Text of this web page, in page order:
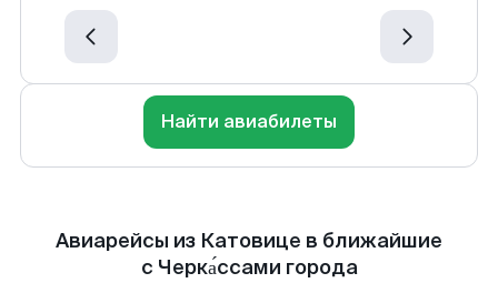
Найти авиабилеты
Авиарейсы из Катовице в ближайшие
с Черка́ссами города